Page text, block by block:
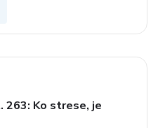
263: Ko strese, je